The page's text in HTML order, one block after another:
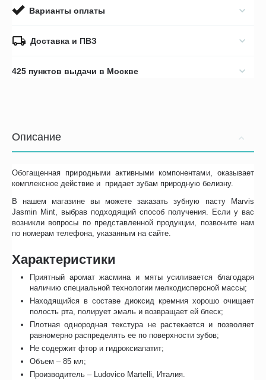
Варианты оплаты
Доставка и ПВЗ
425 пунктов выдачи в Москве
Описание
Обогащенная природными активными компонентами, оказывает
комплексное действие и придает зубам природную белизну.
В нашем магазине вы можете заказать зубную пасту Marvis
Jasmin Mint, выбрав подходящий способ получения. Если у вас
возникли вопросы по представленной продукции, позвоните нам
по номерам телефона, указанным на сайте.
Характеристики
Приятный аромат жасмина и мяты усиливается благодаря
наличию специальной технологии мелкодисперсной массы;
Находящийся в составе диоксид кремния хорошо очищает
полость рта, полирует эмаль и возвращает ей блеск;
Плотная однородная текстура не растекается и позволяет
равномерно распределять ее по поверхности зубов;
Не содержит фтор и гидроксиапатит;
Объем – 85 мл;
Производитель – Ludovico Martelli, Италия.